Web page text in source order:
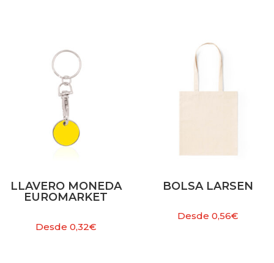
LLAVERO MONEDA
EUROMARKET
Desde 0,32€
BOLSA LARSEN
Desde0,56€